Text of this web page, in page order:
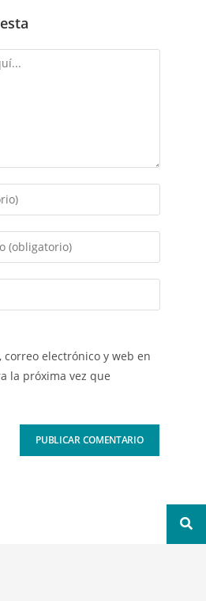
electrónico y web en
la próxima vez que